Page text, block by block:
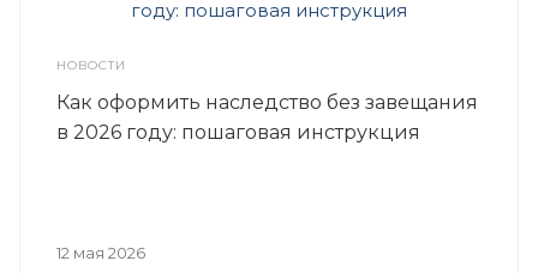
НОВОСТИ
Как оформить наследство без завещания
в 2026 году: пошаговая инструкция
12 мая 2026